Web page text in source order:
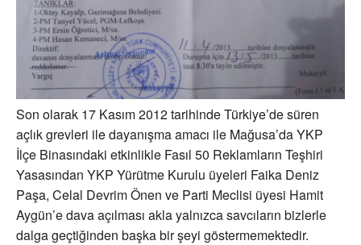
Son olarak 17 Kasım 2012 tarihinde Türkiye’de süren
açlık grevleri ile dayanışma amacı ile Mağusa’da YKP
İlçe Binasındaki etkinlikle Fasıl 50 Reklamların Teşhiri
Yasasından YKP Yürütme Kurulu üyeleri Faika Deniz
Paşa, Celal Devrim Önen ve Parti Meclisi üyesi Hamit
Aygün’e dava açılması akla yalnızca savcıların bizlerle
dalga geçtiğinden başka bir şeyi göstermemektedir.